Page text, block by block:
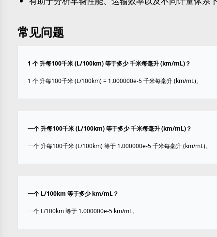
常见问题
1 个 升每100千米 (L/100km) 等于多少 千米每毫升 (km/mL)？
1 个 升每100千米 (L/100km) = 1.000000e-5 千米每毫升 (km/mL)。
一个 升每100千米 (L/100km) 等于多少 千米每毫升 (km/mL)？
一个 升每100千米 (L/100km) 等于 1.000000e-5 千米每毫升 (km/mL)。
一个 L/100km 等于多少 km/mL？
一个 L/100km 等于 1.000000e-5 km/mL。